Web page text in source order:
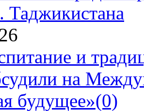
Таджикистана
и
на
будущее»(0)